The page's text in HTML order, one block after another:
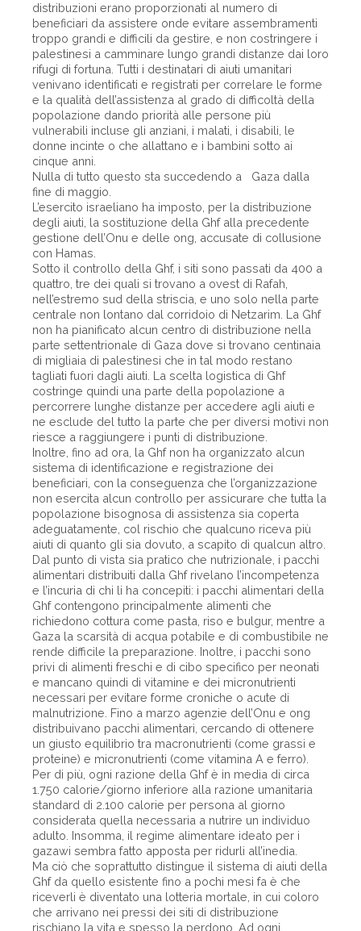
distribuzioni erano proporzionati al numero di
beneficiari da assistere onde evitare assembramenti
troppo grandi e difficili da gestire, e non costringere i
palestinesi a camminare lungo grandi distanze dai loro
rifugi di fortuna. Tutti i destinatari di aiuti umanitari
venivano identificati e registrati per correlare le forme
e la qualità dell’assistenza al grado di difficoltà della
popolazione dando priorità alle persone più
vulnerabili incluse gli anziani, i malati, i disabili, le
donne incinte o che allattano e i bambini sotto ai
cinque anni.
Nulla di tutto questo sta succedendo a Gaza dalla
fine di maggio.
L’esercito israeliano ha imposto, per la distribuzione
degli aiuti, la sostituzione della Ghf alla precedente
gestione dell’Onu e delle ong, accusate di collusione
con Hamas.
Sotto il controllo della Ghf, i siti sono passati da 400 a
quattro, tre dei quali si trovano a ovest di Rafah,
nell’estremo sud della striscia, e uno solo nella parte
centrale non lontano dal corridoio di Netzarim. La Ghf
non ha pianificato alcun centro di distribuzione nella
parte settentrionale di Gaza dove si trovano centinaia
di migliaia di palestinesi che in tal modo restano
tagliati fuori dagli aiuti. La scelta logistica di Ghf
costringe quindi una parte della popolazione a
percorrere lunghe distanze per accedere agli aiuti e
ne esclude del tutto la parte che per diversi motivi non
riesce a raggiungere i punti di distribuzione.
Inoltre, fino ad ora, la Ghf non ha organizzato alcun
sistema di identificazione e registrazione dei
beneficiari, con la conseguenza che l’organizzazione
non esercita alcun controllo per assicurare che tutta la
popolazione bisognosa di assistenza sia coperta
adeguatamente, col rischio che qualcuno riceva più
aiuti di quanto gli sia dovuto, a scapito di qualcun altro.
Dal punto di vista sia pratico che nutrizionale, i pacchi
alimentari distribuiti dalla Ghf rivelano l’incompetenza
e l’incuria di chi li ha concepiti: i pacchi alimentari della
Ghf contengono principalmente alimenti che
richiedono cottura come pasta, riso e bulgur, mentre a
Gaza la scarsità di acqua potabile e di combustibile ne
rende difficile la preparazione. Inoltre, i pacchi sono
privi di alimenti freschi e di cibo specifico per neonati
e mancano quindi di vitamine e dei micronutrienti
necessari per evitare forme croniche o acute di
malnutrizione. Fino a marzo agenzie dell’Onu e ong
distribuivano pacchi alimentari, cercando di ottenere
un giusto equilibrio tra macronutrienti (come grassi e
proteine) e micronutrienti (come vitamina A e ferro).
Per di più, ogni razione della Ghf è in media di circa
1.750 calorie/giorno inferiore alla razione umanitaria
standard di 2.100 calorie per persona al giorno
considerata quella necessaria a nutrire un individuo
adulto. Insomma, il regime alimentare ideato per i
gazawi sembra fatto apposta per ridurli all’inedia.
Ma ciò che soprattutto distingue il sistema di aiuti della
Ghf da quello esistente fino a pochi mesi fa è che
riceverli è diventato una lotteria mortale, in cui coloro
che arrivano nei pressi dei siti di distribuzione
rischiano la vita e spesso la perdono. Ad ogni